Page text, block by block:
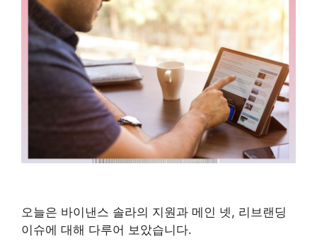
오늘은 바이낸스 솔라의 지원과 메인 넷, 리브랜딩
이슈에 대해 다루어 보았습니다.